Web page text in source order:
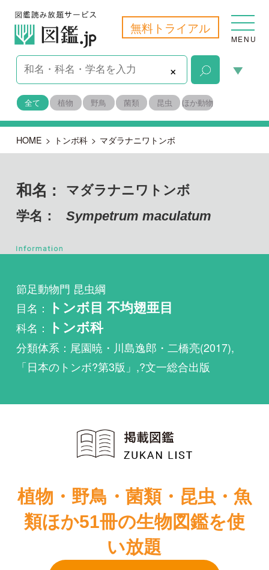
無料トライアル
MENU
×
全て 植物 野鳥 菌類 昆虫 ほか動物
学名： Sympetrum maculatum
目名：トンボ目 不均翅亜目
分類体系：尾園暁・川島逸郎・二橋亮(2017),
「日本のトンボ?第3版」,?文一総合出版
類ほか51冊の生物図鑑を使
い放題
日本産トンボ目
日本産トンボ目
幼虫検索図説
出版社：北海道大学